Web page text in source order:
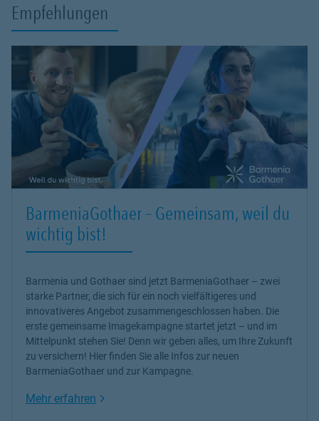
Empfehlungen
BarmeniaGothaer – Gemeinsam, weil du
wichtig bist!
Barmenia und Gothaer sind jetzt BarmeniaGothaer – zwei
starke Partner, die sich für ein noch vielfältigeres und
innovativeres Angebot zusammengeschlossen haben. Die
erste gemeinsame Imagekampagne startet jetzt – und im
Mittelpunkt stehen Sie! Denn wir geben alles, um Ihre Zukunft
zu versichern! Hier finden Sie alle Infos zur neuen
BarmeniaGothaer und zur Kampagne.
Mehr erfahren Link Opens in New Tab